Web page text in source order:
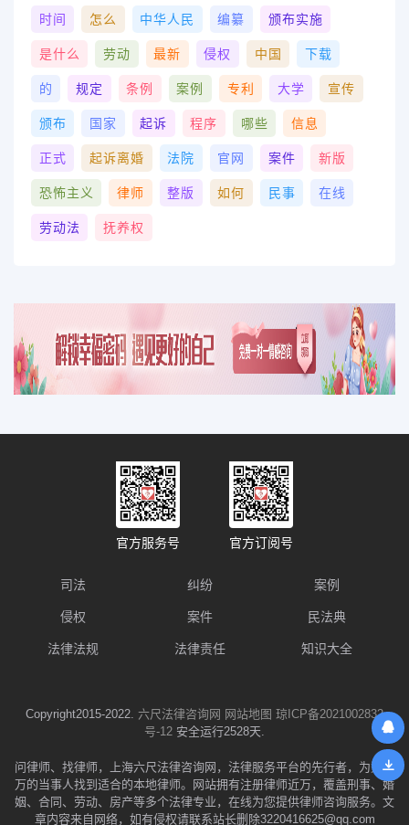
时间 怎么 中华人民 编纂 颁布实施
是什么 劳动 最新 侵权 中国 下载
的 规定 条例 案例 专利 大学 宣传
颁布 国家 起诉 程序 哪些 信息
正式 起诉离婚 法院 官网 案件 新版
恐怖主义 律师 整版 如何 民事 在线
劳动法 抚养权
官方服务号 官方订阅号
司法 纠纷 案例
侵权 案件 民法典
法律法规 法律责任 知识大全
Copyright2015-2022. 六尺法律咨询网 网站地图 琼ICP备2021002832
号-12 安全运行2528天.
问律师、找律师，上海六尺法律咨询网，法律服务平台的先行者，为数千
万的当事人找到适合的本地律师。网站拥有注册律师近万，覆盖刑事、婚
姻、合同、劳动、房产等多个法律专业，在线为您提供律师咨询服务。文
章内容来自网络，如有侵权请联系站长删除3220416625@qq.com